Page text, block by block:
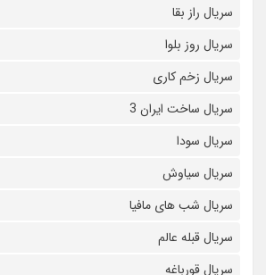
سریال راز بقا
سریال روز بلوا
سریال زخم کاری
سریال ساخت ایران 3
سریال سودا
سریال سیاوش
سریال شب های مافیا
سریال قبله عالم
سریال قورباغه